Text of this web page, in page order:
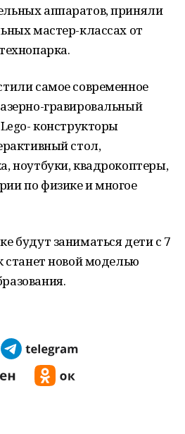
аппаратов, приняли
мастер-классах от
самое современное
гравировальный
конструкторы
стол,
ноутбуки, квадрокоптеры,
по физике и многое
будут заниматься дети с 7
станет новой моделью